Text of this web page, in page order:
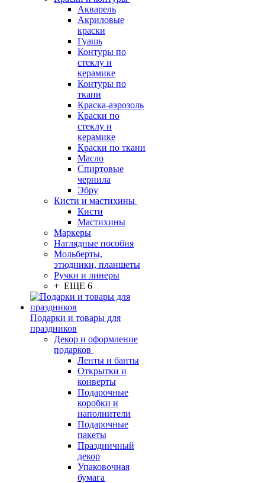
Акварель
Акриловые
краски
Гуашь
Контуры по
стеклу и
керамике
Контуры по
ткани
Краска-аэрозоль
Краски по
стеклу и
керамике
Краски по ткани
Масло
Спиртовые
чернила
Эбру
Кисти и мастихины
Кисти
Мастихины
Маркеры
Наглядные пособия
Мольберты,
этюдники, планшеты
Ручки и линеры
+ ЕЩЕ 6
Подарки и товары для
праздников
Декор и оформление
подарков
Ленты и банты
Открытки и
конверты
Подарочные
коробки и
наполнители
Подарочные
пакеты
Праздничный
декор
Упаковочная
бумага